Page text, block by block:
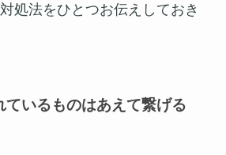
処法をひとつお伝えしておき
ているものはあえて繋げる